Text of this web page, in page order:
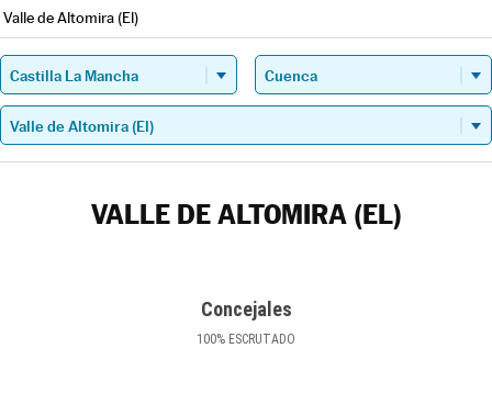
Valle de Altomira (El)
VALLE DE ALTOMIRA (EL)
Concejales
100% ESCRUTADO